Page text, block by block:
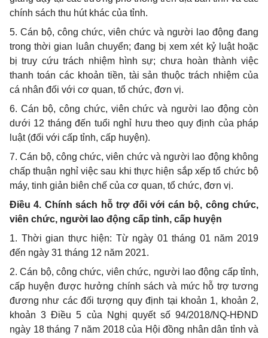
chính sách thu hút khác của tỉnh.
5. Cán bộ, công chức, viên chức và người lao động đang
trong thời gian luân chuyển; đang bị xem xét kỷ luật hoặc
bị truy cứu trách nhiệm hình sự; chưa hoàn thành việc
thanh toán các khoản tiền, tài sản thuộc trách nhiệm của
cá nhân đối với cơ quan, tổ chức, đơn vị.
6. Cán bộ, công chức, viên chức và người lao động còn
dưới 12 tháng đến tuổi nghỉ hưu theo quy định của pháp
luật (đối với cấp tỉnh, cấp huyện).
7. Cán bộ, công chức, viên chức và người lao động không
chấp thuận nghỉ việc sau khi thực hiện sắp xếp tổ chức bộ
máy, tinh giản biên chế của cơ quan, tổ chức, đơn vị.
Điều 4. Chính sách hỗ trợ đối với cán bộ, công chức,
viên chức, người lao động cấp tỉnh, cấp huyện
1. Thời gian thực hiện: Từ ngày 01 tháng 01 năm 2019
đến ngày 31 tháng 12 năm 2021.
2. Cán bộ, công chức, viên chức, người lao động cấp tỉnh,
cấp huyện được hưởng chính sách và mức hỗ trợ tương
đương như các đối tượng quy định tại khoản 1, khoản 2,
khoản 3 Điều 5 của Nghị quyết số 94/2018/NQ-HĐND
ngày 18 tháng 7 năm 2018 của Hội đồng nhân dân tỉnh và